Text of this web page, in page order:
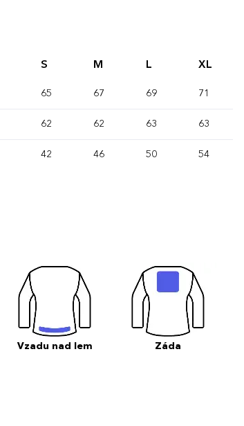
S M L XL
65 67 69 71
62 62 63 63
42 46 50 54
Vzadu nad lem Záda